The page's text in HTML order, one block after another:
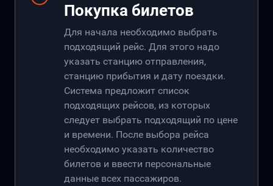
Покупка билетов
Для начала необходимо выбрать
подходящий рейс. Для этого надо
указать станцию отправления,
станцию прибытия и дату поездки.
Система предложит список
подходящих рейсов, из которых
следует выбрать подходящий по цене
и времени. После выбора рейса
необходимо указать количество
билетов и ввести персональные
данные всех пассажиров.